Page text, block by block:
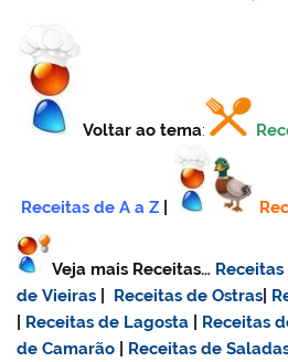
Voltar ao tema:
Receitas de A a Z
Veja mais Receitas…
de Vieiras
Receitas de Ostras
Receitas de Lagosta Receitas
de Camarão
Receitas de